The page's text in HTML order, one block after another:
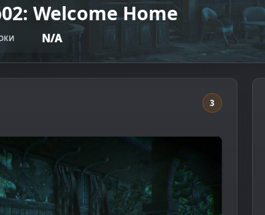
Welcome Home
N/A
3